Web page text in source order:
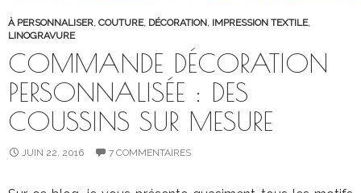
À PERSONNALISER, COUTURE, DÉCORATION, IMPRESSION TEXTILE,
LINOGRAVURE
COMMANDE DÉCORATION
PERSONNALISÉE : DES
COUSSINS SUR MESURE
JUIN 22, 2016 7 COMMENTAIRES